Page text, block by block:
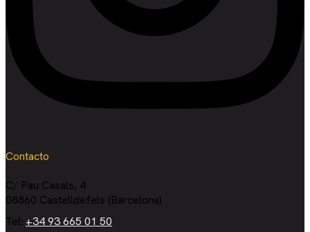
Contacto
C/ Pau Casals, 4
08860 Castelldefels (Barcelona)
Tel: +34 93 665 01 50